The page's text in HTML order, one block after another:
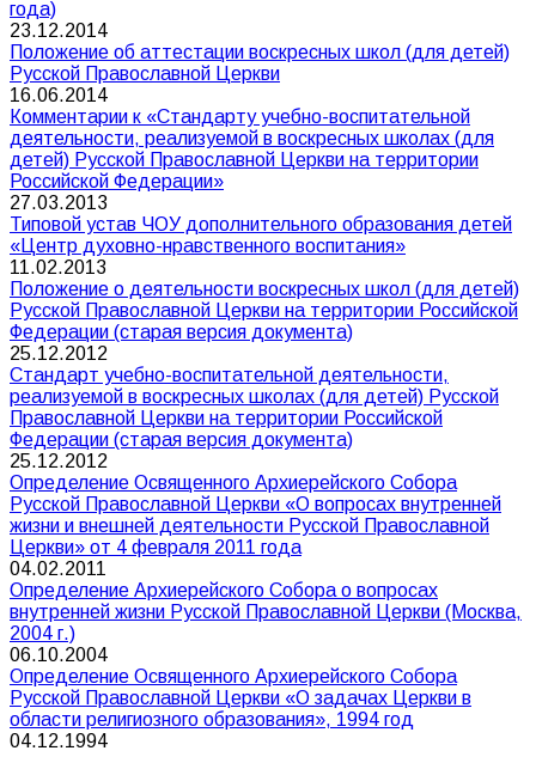
года)
23.12.2014
Положение об аттестации воскресных школ (для детей)
Русской Православной Церкви
16.06.2014
Комментарии к «Стандарту учебно-воспитательной
деятельности, реализуемой в воскресных школах (для
детей) Русской Православной Церкви на территории
Российской Федерации»
27.03.2013
Типовой устав ЧОУ дополнительного образования детей
«Центр духовно-нравственного воспитания»
11.02.2013
Положение о деятельности воскресных школ (для детей)
Русской Православной Церкви на территории Российской
Федерации (старая версия документа)
25.12.2012
Стандарт учебно-воспитательной деятельности,
реализуемой в воскресных школах (для детей) Русской
Православной Церкви на территории Российской
Федерации (старая версия документа)
25.12.2012
Определение Освященного Архиерейского Собора
Русской Православной Церкви «О вопросах внутренней
жизни и внешней деятельности Русской Православной
Церкви» от 4 февраля 2011 года
04.02.2011
Определение Архиерейского Собора о вопросах
внутренней жизни Русской Православной Церкви (Москва,
2004 г.)
06.10.2004
Определение Освященного Архиерейского Собора
Русской Православной Церкви «О задачах Церкви в
области религиозного образования», 1994 год
04.12.1994